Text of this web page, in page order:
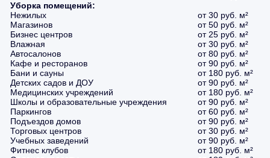
Уборка помещений:
Нежилых
от 30 руб. м²
Магазинов
от 50 руб. м²
Бизнес центров
от 25 руб. м²
Влажная
от 30 руб. м²
Автосалонов
от 80 руб. м²
Кафе и ресторанов
от 90 руб. м²
Бани и сауны
от 180 руб. м²
Детских садов и ДОУ
от 90 руб. м²
Медицинских учреждений
от 180 руб. м²
Школы и образовательные учреждения
от 90 руб. м²
Паркингов
от 60 руб. м²
Подъездов домов
от 90 руб. м²
Торговых центров
от 30 руб. м²
Учебных заведений
от 90 руб. м²
Фитнес клубов
от 180 руб. м²